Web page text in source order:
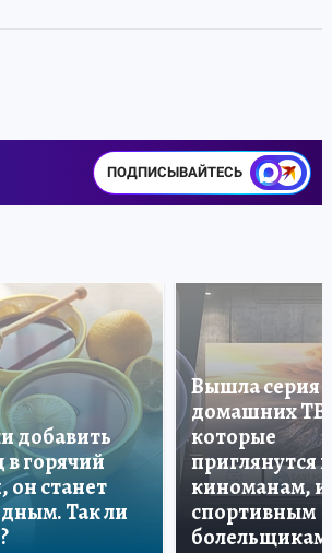
ПОДПИСЫВАЙТЕСЬ
добавить
в горячий
он станет
Так ли
Вышла серия
домашних ТВ,
которые
приглянутся и
киноманам, и
спортивным
болельщикам